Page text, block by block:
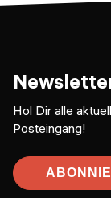
Hol Dir alle
Posteingang!